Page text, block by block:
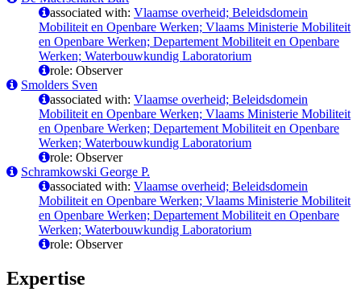
associated with: Vlaamse overheid; Beleidsdomein
Mobiliteit en Openbare Werken; Vlaams Ministerie Mobiliteit
en Openbare Werken; Departement Mobiliteit en Openbare
Werken; Waterbouwkundig Laboratorium
role: Observer
Smolders Sven
associated with: Vlaamse overheid; Beleidsdomein
Mobiliteit en Openbare Werken; Vlaams Ministerie Mobiliteit
en Openbare Werken; Departement Mobiliteit en Openbare
Werken; Waterbouwkundig Laboratorium
role: Observer
Schramkowski George P.
associated with: Vlaamse overheid; Beleidsdomein
Mobiliteit en Openbare Werken; Vlaams Ministerie Mobiliteit
en Openbare Werken; Departement Mobiliteit en Openbare
Werken; Waterbouwkundig Laboratorium
role: Observer
Expertise